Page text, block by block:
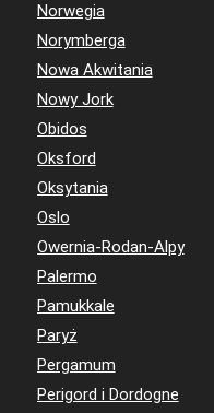
Norwegia
Norymberga
Nowa Akwitania
Nowy Jork
Obidos
Oksford
Oksytania
Oslo
Owernia-Rodan-Alpy
Palermo
Pamukkale
Paryż
Pergamum
Perigord i Dordogne